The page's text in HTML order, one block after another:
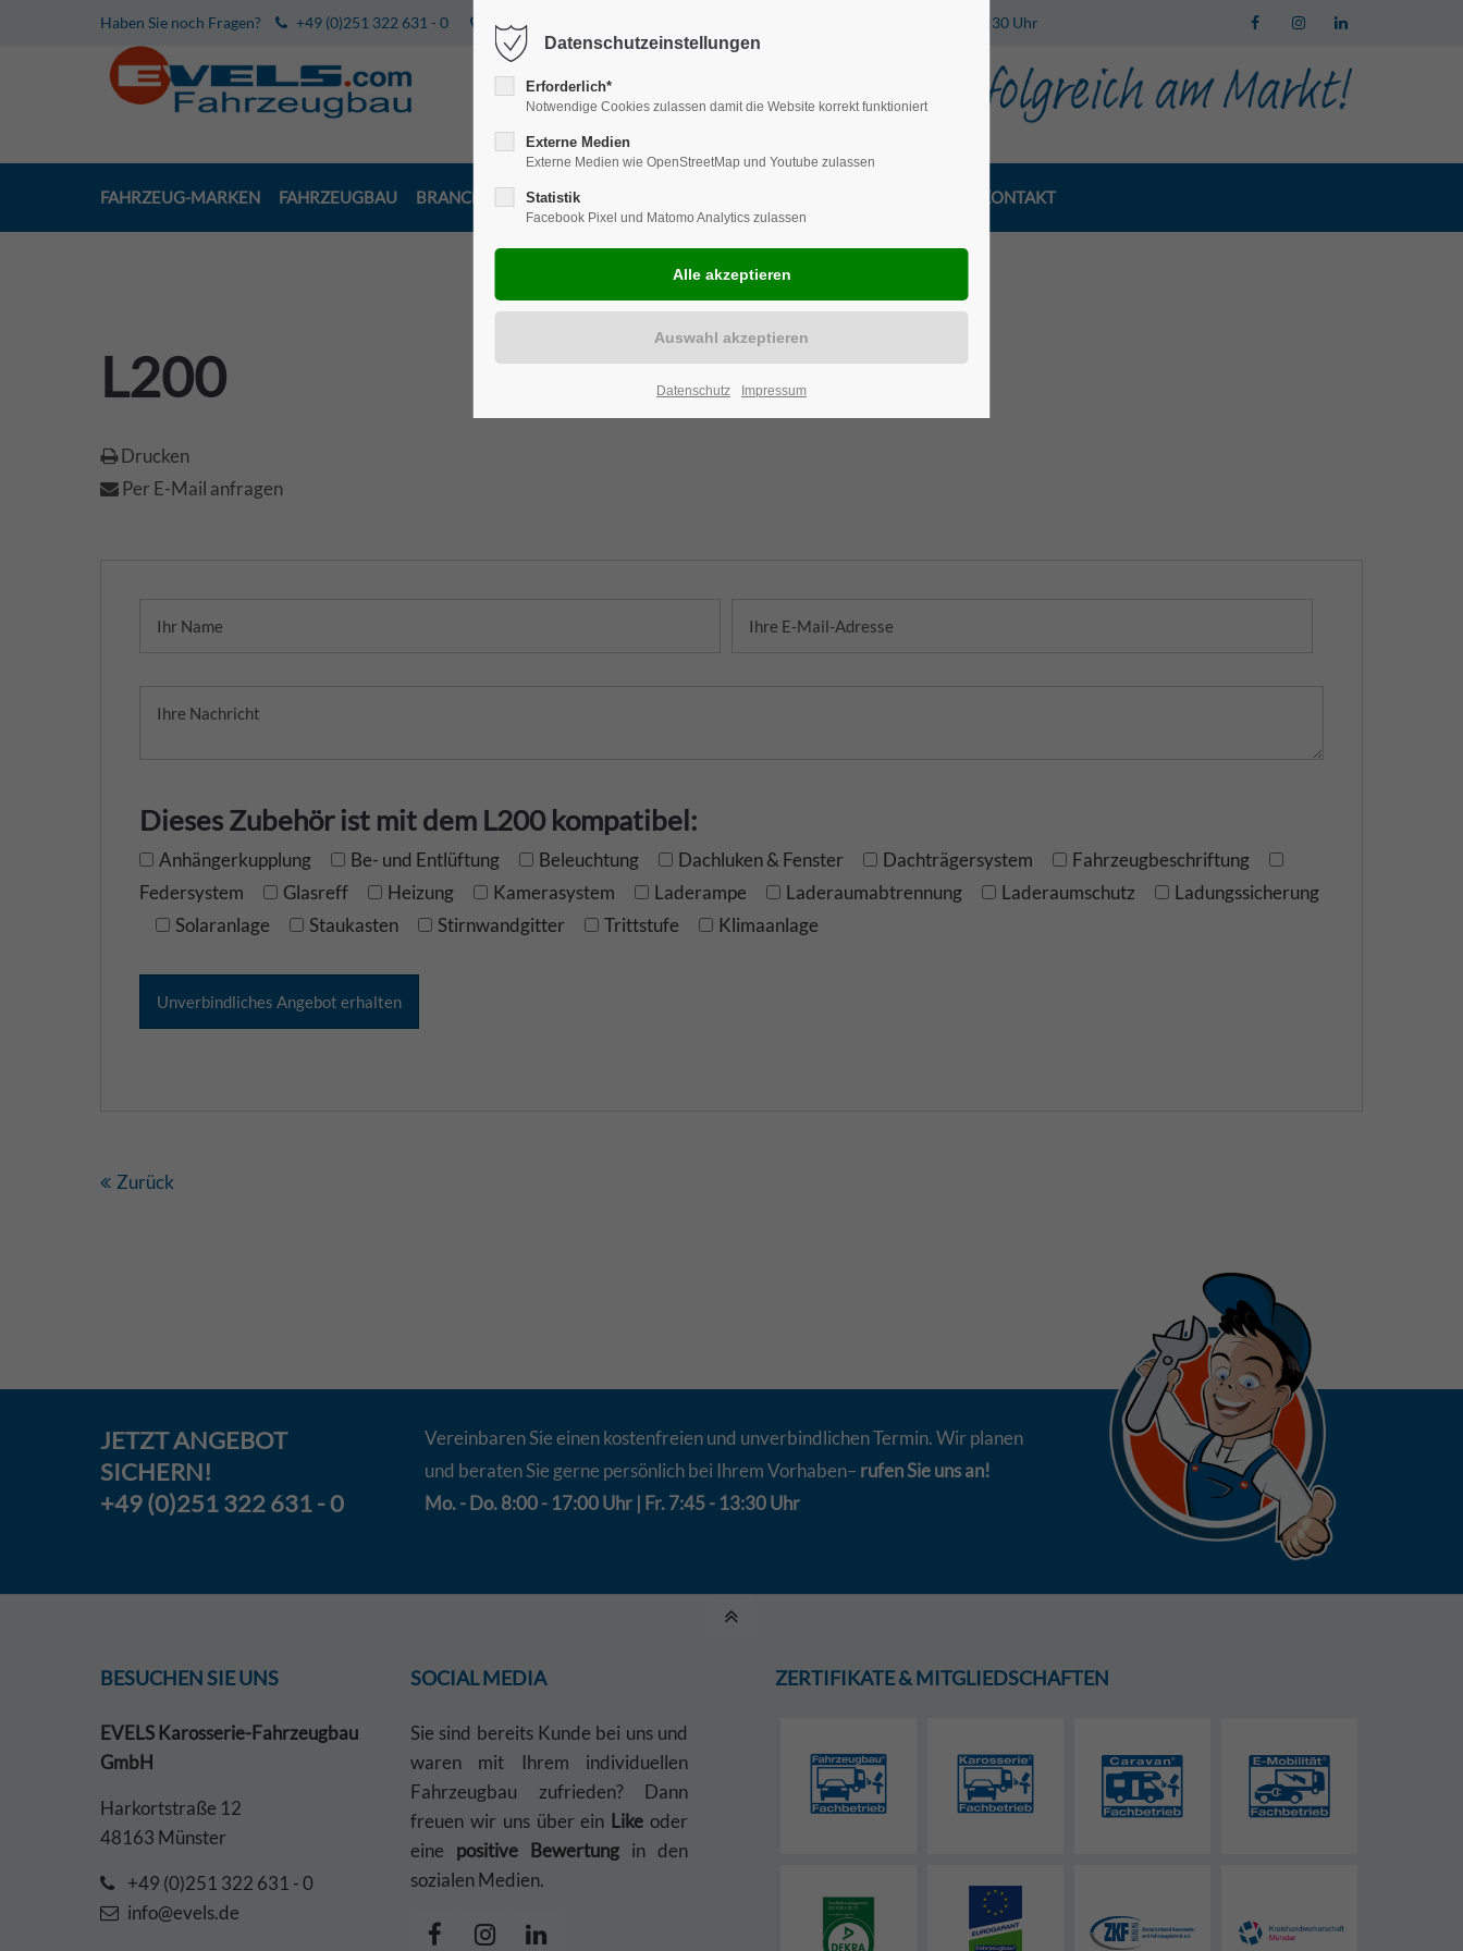
Haben Sie noch Fragen? +49 (0)251 322 631 - 0 Harkortstraße 12, 48163 Münster Mo.-Do. 8:00 - 17:00 | Fr. 7:45 - 13:30 Uhr
FAHRZEUG-MARKEN FAHRZEUGBAU BRANCHENLÖSUNGEN KONTAKT
L200
Drucken
Per E-Mail anfragen
Dieses Zubehör ist mit dem L200 kompatibel:
Anhängerkupplung Be- und Entlüftung Beleuchtung Dachluken & Fenster Dachträgersystem
Fahrzeugbeschriftung
Federsystem
Glasreff Heizung Kamerasystem Laderampe Laderaumabtrennung Laderaumschutz
Ladungssicherung
Solaranlage
Staukasten Stirnwandgitter Trittstufe Klimaanlage
Zurück
JETZTANGEBOT
SICHERN!
+49 (0)251 322 631 - 0
Vereinbaren Sie einen kostenfreien und unverbindlichen Termin. Wir planen
und beraten Sie gerne persönlich bei Ihrem Vorhaben– rufen Sie uns an!
Mo. - Do. 8:00 - 17:00 Uhr | Fr. 7:45 - 13:30 Uhr
BESUCHEN SIE UNS
EVELS Karosserie-Fahrzeugbau
GmbH
Harkortstraße 12
48163 Münster
+49 (0)251 322 631 - 0
info@evels.de
SOCIAL MEDIA
Sie sind bereits Kunde bei uns und
waren mit Ihrem individuellen
Fahrzeugbau zufrieden? Dann
freuen wir uns über ein Like oder
eine positive Bewertung in den
sozialen Medien.
ZERTIFIKATE & MITGLIEDSCHAFTEN
Datenschutzeinstellungen
Erforderlich*
Notwendige Cookies zulassen damit die Website korrekt funktioniert
Externe Medien
Externe Medien wie OpenStreetMap und Youtube zulassen
Statistik
Facebook Pixel und Matomo Analytics zulassen
Datenschutz Impressum